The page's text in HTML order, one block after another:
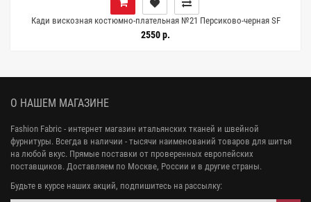
Кади вискозная костюмно-плательная №21 Персиково-черная SF
H21/13 G70 1072603
2550 р.
О НАШЕМ МАГАЗИНЕ
Fashion Fabric - интернет магазин итальянских тканей и швейной
фурнитуры. Всегда в наличии - тысячи наименований товаров для шитья
на любой вкус. Прямые поставки от проверенных европейских
поставщиков. Доставляем по Москве, России и в другие страны.
Будьте в курсе наших акций, подпишитесь на рассылку: